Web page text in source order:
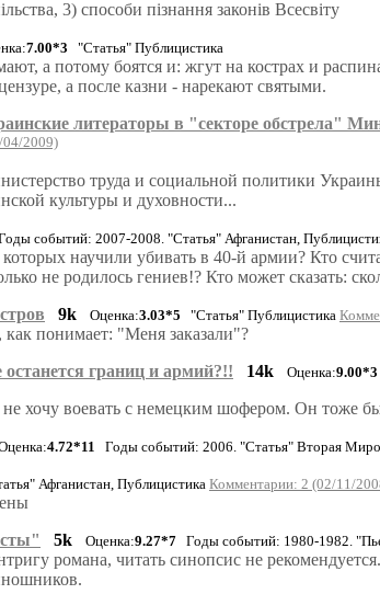
3) способи пiзнання законiв Всесвiту
7.00*3 "Статья" Публицистика
а потому боятся и: жгут на кострах и
а после казни - нарекают святыми.
литераторы в "секторе обстрела"
04/2009)
труда и социальной политики
культуры и духовности...
событий: 2007-2008. "Статья" Афганистан,
научили убивать в 40-й армии? Кто
не родилось гениев!? Кто может сказать:
9k Оценка:3.03*5 "Статья" Публицистика
как понимает: "Меня заказали"?
останется границ и армий?!! 14k Оценка:9.00*3
хочу воевать с немецким шофером. Он тоже
4.72*11 Годы событий: 2006. "Статья" Вторая
Афганистан, Публицистика Комментарии: 2 (02/11/
5k Оценка:9.27*7 Годы событий: 1980-1982.
романа, читать синопсис не